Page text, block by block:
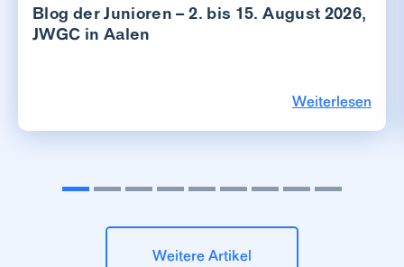
Blog der Junioren – 2. bis 15. August 2026,
JWGC in Aalen
Weiterlesen
Weitere Artikel